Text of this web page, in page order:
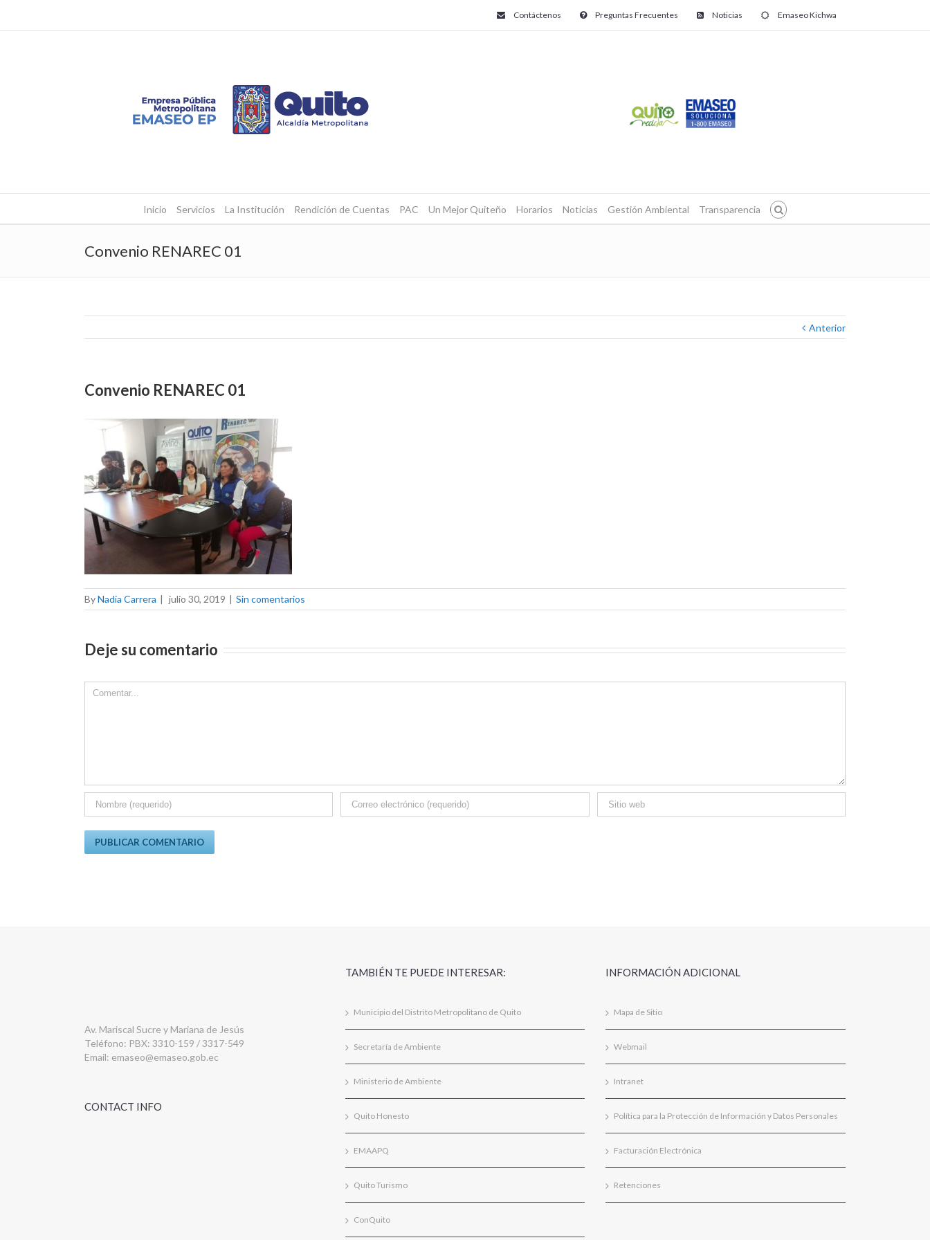
Contáctenos Preguntas Frecuentes Noticias Emaseo Kichwa
Inicio Servicios La Institución Rendición de Cuentas PAC Un Mejor Quiteño Horarios Noticias Gestión Ambiental Transparencia
Convenio RENAREC 01
Anterior
Convenio RENAREC 01
ByNadia Carrera | julio 30, 2019 | Sin comentarios
Deje su comentario
Comment
Av. Mariscal Sucre y Mariana de Jesús
Teléfono: PBX: 3310-159 / 3317-549
Email: emaseo@emaseo.gob.ec
CONTACT INFO
TAMBIÉN TE PUEDE INTERESAR:
Municipio del Distrito Metropolitano de Quito
Secretaría de Ambiente
Ministerio de Ambiente
Quito Honesto
EMAAPQ
Quito Turismo
ConQuito
INFORMACIÓN ADICIONAL
Mapa de Sitio
Webmail
Intranet
Política para la Protección de Información y Datos Personales
Facturación Electrónica
Retenciones